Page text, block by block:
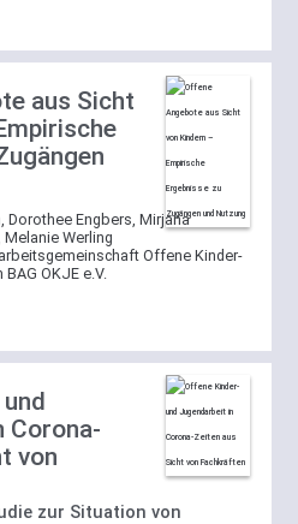
aus Sicht
Dorothee Engbers, Mirjana
Werling
Offene Kinder-
OKJE e.V.
Corona-
von
zur Situation von